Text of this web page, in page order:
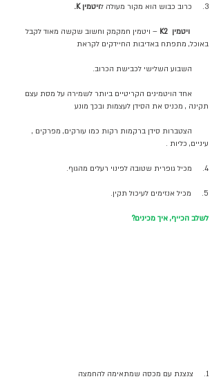
3.     כרוב כבוש הוא מקור מעולה ל ויטמין K.
K2 – ויטמין חמקמק וחשוב שקשה מאוד לקבל
באוכל, מתפתח באדיבות החיידקים לקראת
        אחד הויטמינים הקריטיים ביותר לשמירה על מסת עצם
תקינה , מכניס את הסידן לעצמות ובכך מונע
        הצטברות סידן ברקמות רקות כמו עורקים, מפרקים ,
עיניים, כליות .
4.     מכיל גופרית שטובה לפינוי רעלים מהגוף.
5.     מכיל אנזימים לעיכול תקין.
לשלב הכייף, איך מכינים?
1.     צנצנת עם מכסה שמתאימה להחמצה